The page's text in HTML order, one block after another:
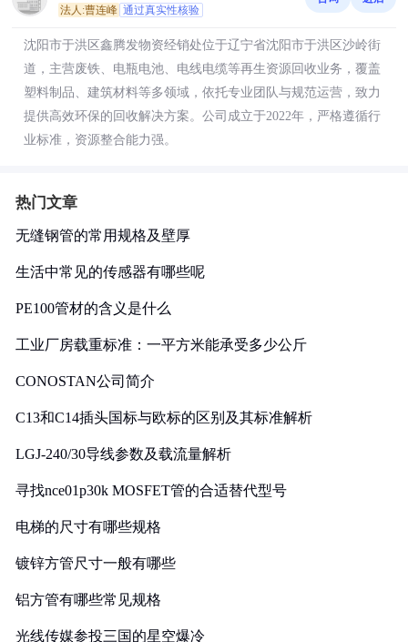
法人:曹连峰 通过真实性核验
沈阳市于洪区鑫腾发物资经销处位于辽宁省沈阳市于洪区沙岭街
道，主营废铁、电瓶电池、电线电缆等再生资源回收业务，覆盖
塑料制品、建筑材料等多领域，依托专业团队与规范运营，致力
提供高效环保的回收解决方案。公司成立于2022年，严格遵循行
业标准，资源整合能力强。
热门文章
无缝钢管的常用规格及壁厚
生活中常见的传感器有哪些呢
PE100管材的含义是什么
工业厂房载重标准：一平方米能承受多少公斤
CONOSTAN公司简介
C13和C14插头国标与欧标的区别及其标准解析
LGJ-240/30导线参数及载流量解析
寻找nce01p30k MOSFET管的合适替代型号
电梯的尺寸有哪些规格
镀锌方管尺寸一般有哪些
铝方管有哪些常见规格
光线传媒参投三国的星空爆冷